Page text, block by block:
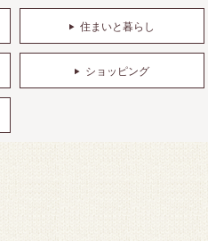
住まいと暮らし
ショッピング